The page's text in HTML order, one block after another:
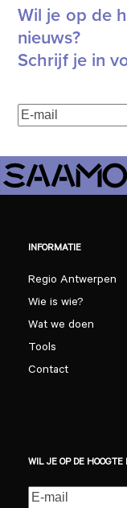
Wil je op de
nieuws?
Schrijf je in
E-
mailadres(Vereist)
INFORMATIE
Regio Antwerpen
Wie is wie?
Wat we doen
Tools
Contact
WIL JE OP DE
E-